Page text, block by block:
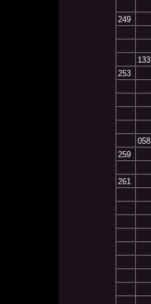
249
133
253
058
259
261